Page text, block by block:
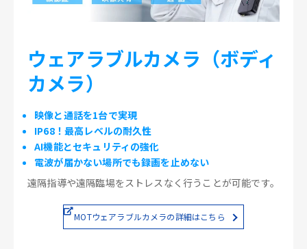
ウェアラブルカメラ（ボディ
カメラ）
映像と通話を1台で実現
IP68！最高レベルの耐久性
AI機能とセキュリティの強化
電波が届かない場所でも録画を止めない
遠隔指導や遠隔臨場をストレスなく行うことが可能です。
MOTウェアラブルカメラの詳細はこちら